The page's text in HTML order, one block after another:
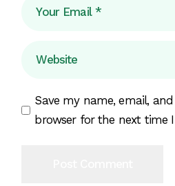
Save my name, email,
browser for the next time